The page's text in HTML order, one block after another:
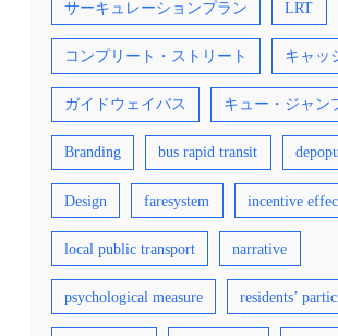
サーキュレーションプラン LRT
コンプリート・ストリート キャッ
ガイドウェイバス キュー・ジャン
Branding bus rapid transit
Design faresystem incentive
local public transport narrative
psychological measure residents’